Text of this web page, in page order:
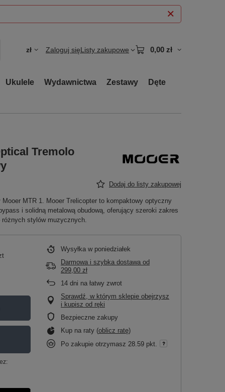
zł Zaloguj sięListy zakupowe 0,00 zł
Ukulele Wydawnictwa Zestawy
Dęte
Tremolo
Dodaj do listy zakupowej
MTR 1. Mooer Trelicopter to kompaktowy optyczny
i solidną metalową obudową, oferujący szeroki zakres
stylów muzycznych.
Wysyłka w poniedziałek
Darmowa i szybka dostawa od
299,00 zł
14 dni na łatwy zwrot
Sprawdź, w którym sklepie obejrzysz
i kupisz od ręki
Bezpieczne zakupy
Kup na raty (oblicz ratę)
Po zakupie otrzymasz 28.59 pkt.